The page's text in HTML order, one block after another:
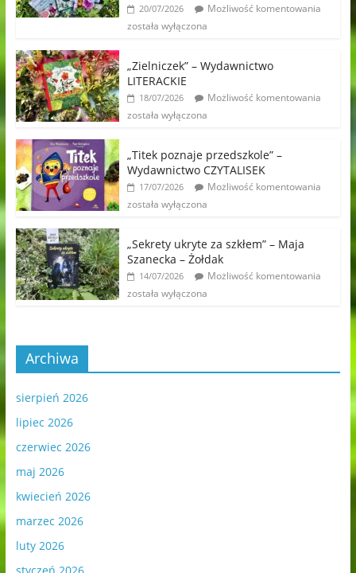
20/07/2026
Możliwość komentowania
została wyłączona
„Zielniczek” – Wydawnictwo
LITERACKIE
18/07/2026
Możliwość komentowania
została wyłączona
„Titek poznaje przedszkole” –
Wydawnictwo CZYTALISEK
17/07/2026
Możliwość komentowania
została wyłączona
„Sekrety ukryte za szkłem” – Maja
Szanecka – Żołdak
14/07/2026
Możliwość komentowania
została wyłączona
Archiwa
sierpień 2026
lipiec 2026
czerwiec 2026
maj 2026
kwiecień 2026
marzec 2026
luty 2026
styczeń 2026